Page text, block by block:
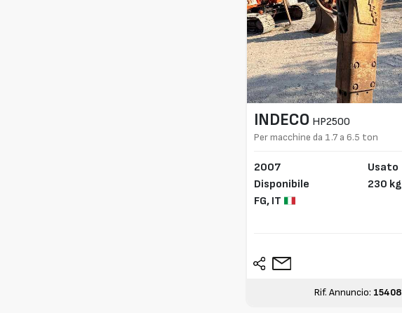
INDECO HP2500
Per macchine da 1.7 a 6.5 ton
2007
Disponibile
FG,IT
Usato
230 kg
Rif. Annuncio: 15408